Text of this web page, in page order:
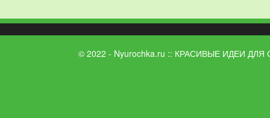
© 2022 - Nyurochka.ru :: КРАСИВЫЕ ИДЕИ ДЛЯ